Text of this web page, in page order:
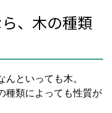
、木の種類
といっても木。
種類によっても性質が